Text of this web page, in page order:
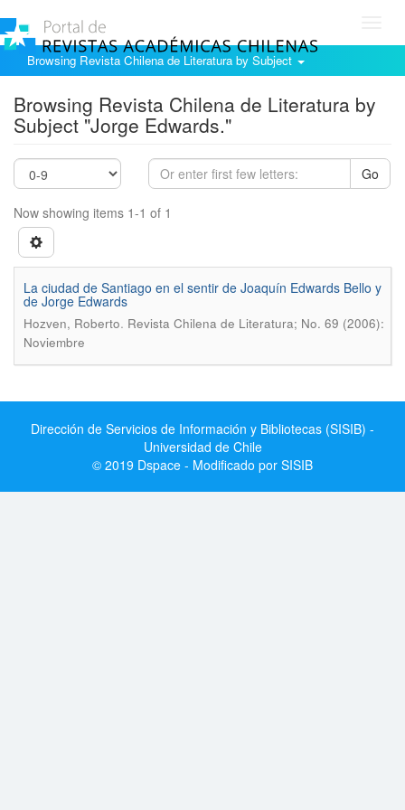
Browsing Revista Chilena de Literatura by Subject
Browsing Revista Chilena de Literatura by
Subject "Jorge Edwards."
Go
Now showing items 1-1 of 1
La ciudad de Santiago en el sentir de Joaquín Edwards Bello y
de Jorge Edwards
Hozven, Roberto. Revista Chilena de Literatura; No. 69 (2006):
Noviembre
Dirección de Servicios de Información y Bibliotecas (SISIB) -
Universidad de Chile
© 2019 Dspace - Modificado por SISIB